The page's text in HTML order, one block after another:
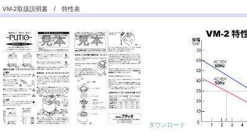
VM-2取扱説明書 / 特性表
ダウンロード